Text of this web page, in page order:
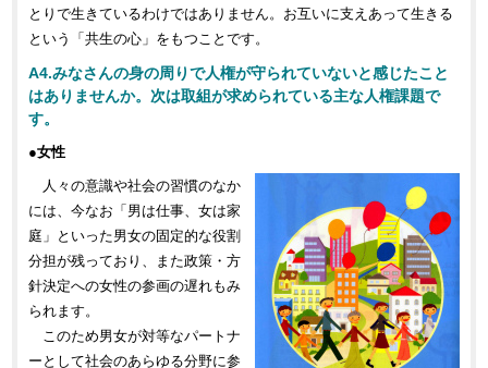
とりで生きているわけではありません。お互いに支えあって生きる
という「共生の心」をもつことです。
A4.みなさんの身の周りで人権が守られていないと感じたこと
はありませんか。次は取組が求められている主な人権課題で
す。
●女性
人々の意識や社会の習慣のなか
には、今なお「男は仕事、女は家
庭」といった男女の固定的な役割
分担が残っており、また政策・方
針決定への女性の参画の遅れもみ
られます。
このため男女が対等なパートナ
ーとして社会のあらゆる分野に参